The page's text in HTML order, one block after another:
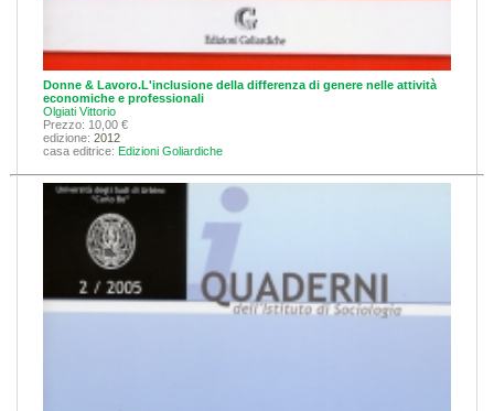
Donne & Lavoro.L'inclusione della differenza di genere nelle attività
economiche e professionali
Olgiati Vittorio
Prezzo: 10,00 €
edizione: 2012
casa editrice: Edizioni Goliardiche